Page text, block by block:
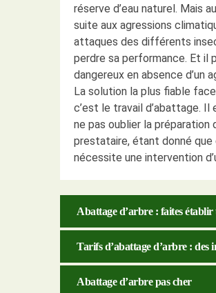
réserve d’eau naturel. Mais
suite aux agressions
attaques des différents
perdre sa performance. Et il
dangereux en absence d’un
La solution la plus fiable
c’est le travail d’abattage. Il
ne pas oublier la préparation
prestataire, étant donné
nécessite une intervention
Abattage d’arbre : faites
Tarifs d’abattage d’arbre : des
Abattage d’arbre pas cher